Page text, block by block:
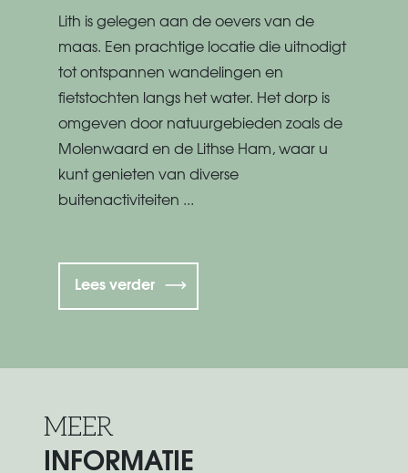
Lith is gelegen aan de oevers van de
maas. Een prachtige locatie die uitnodigt
tot ontspannen wandelingen en
fietstochten langs het water. Het dorp is
omgeven door natuurgebieden zoals de
Molenwaard en de Lithse Ham, waar u
kunt genieten van diverse
buitenactiviteiten ...
Lees verder
MEER
INFORMATIE